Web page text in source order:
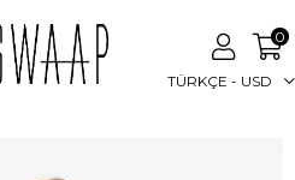
TÜRKÇE - USD
0